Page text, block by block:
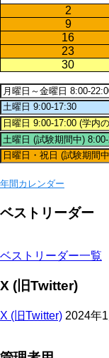
2
9
16
23
30
年間カレンダー
ベストリーダー
ベストリーダー一覧
X (旧Twitter)
X (旧Twitter) 2024年